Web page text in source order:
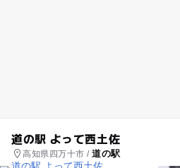
道の駅 よって西土佐
高知県四万十市 /道の駅